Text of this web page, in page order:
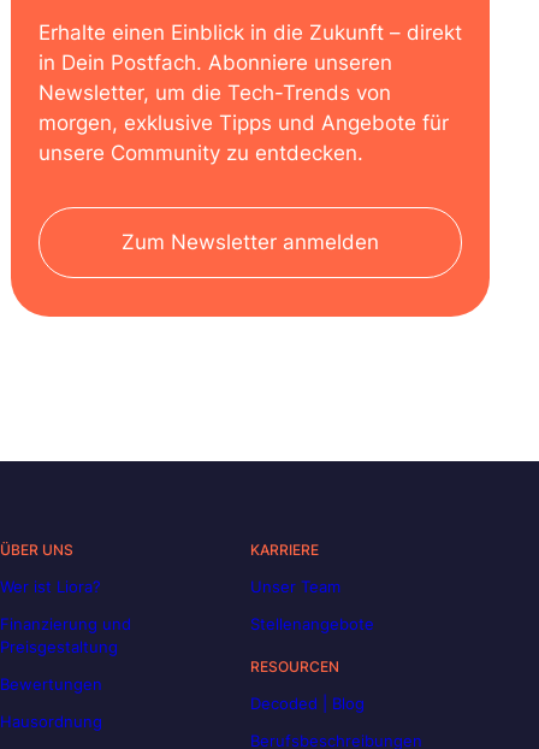
Erhalte einen Einblick in die Zukunft – direkt
in Dein Postfach. Abonniere unseren
Newsletter, um die Tech-Trends von
morgen, exklusive Tipps und Angebote für
unsere Community zu entdecken.
Zum Newsletter anmelden
ÜBER UNS
Wer ist Liora?
Finanzierung und
Preisgestaltung
Bewertungen
Hausordnung
KARRIERE
Unser Team
Stellenangebote
RESOURCEN
Decoded | Blog
Berufsbeschreibungen